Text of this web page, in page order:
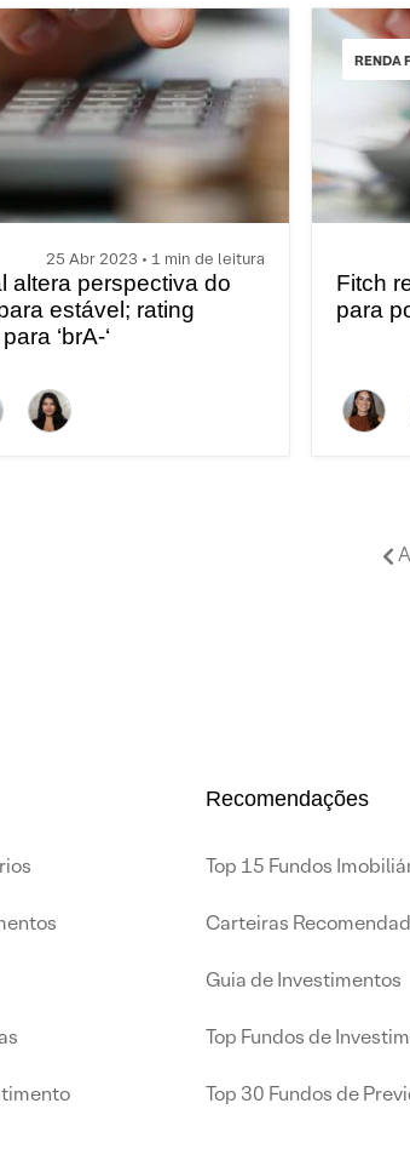
25 Abr 2023 • 1 min de leitura
altera perspectiva do
estável; rating
‘brA-‘
RENDA
Fitch
para
Recomendações
Top 15 Fundos
Carteiras
Guia de Investimentos
Top Fundos de
Top 30 Fundos de